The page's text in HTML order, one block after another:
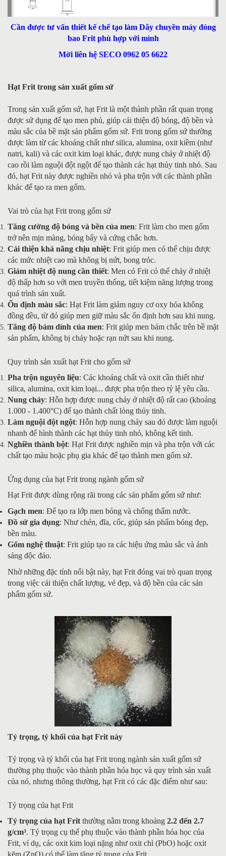
Cần được tư vấn thiết kế chế tạo làm Dây chuyền máy đóng
bao Frit phù hợp với mình
Mời liên hệ SECO 0962 05 6622
Hạt Frit trong sản xuất gốm sứ
Trong sản xuất gốm sứ, hạt Frit là một thành phần rất quan trọng
được sử dụng để tạo men phủ, giúp cải thiện độ bóng, độ bền và
màu sắc của bề mặt sản phẩm gốm sứ. Frit trong gốm sứ thường
được làm từ các khoáng chất như silica, alumina, oxit kiềm (như
natri, kali) và các oxit kim loại khác, được nung chảy ở nhiệt độ
cao rồi làm nguội đột ngột để tạo thành các hạt thủy tinh nhỏ. Sau
đó, hạt Frit này được nghiền nhỏ và pha trộn với các thành phần
khác để tạo ra men gốm.
Vai trò của hạt Frit trong gốm sứ
Tăng cường độ bóng và bền của men: Frit làm cho men gốm
trở nên mịn màng, bóng bẩy và cứng chắc hơn.
Cải thiện khả năng chịu nhiệt: Frit giúp men có thể chịu được
các mức nhiệt cao mà không bị nứt, bong tróc.
Giảm nhiệt độ nung cần thiết: Men có Frit có thể chảy ở nhiệt
độ thấp hơn so với men truyền thống, tiết kiệm năng lượng trong
quá trình sản xuất.
Ổn định màu sắc: Hạt Frit làm giảm nguy cơ oxy hóa không
đồng đều, từ đó giúp men giữ màu sắc ổn định hơn sau khi nung.
Tăng độ bám dính của men: Frit giúp men bám chắc trên bề mặt
sản phẩm, không bị chảy hoặc rạn nứt sau khi nung.
Quy trình sản xuất hạt Frit cho gốm sứ
Pha trộn nguyên liệu: Các khoáng chất và oxit cần thiết như
silica, alumina, oxit kim loại... được pha trộn theo tỷ lệ yêu cầu.
Nung chảy: Hỗn hợp được nung chảy ở nhiệt độ rất cao (khoảng
1.000 - 1.400°C) để tạo thành chất lỏng thủy tinh.
Làm nguội đột ngột: Hỗn hợp nung chảy sau đó được làm nguội
nhanh để hình thành các hạt thủy tinh nhỏ, không kết tinh.
Nghiền thành bột: Hạt Frit được nghiền mịn và pha trộn với các
chất tạo màu hoặc phụ gia khác để tạo thành men gốm sứ.
Ứng dụng của hạt Frit trong ngành gốm sứ
Hạt Frit được dùng rộng rãi trong các sản phẩm gốm sứ như:
Gạch men: Để tạo ra lớp men bóng và chống thấm nước.
Đồ sứ gia dụng: Như chén, đĩa, cốc, giúp sản phẩm bóng đẹp,
bền màu.
Gốm nghệ thuật: Frit giúp tạo ra các hiệu ứng màu sắc và ánh
sáng độc đáo.
Nhờ những đặc tính nổi bật này, hạt Frit đóng vai trò quan trọng
trong việc cải thiện chất lượng, vẻ đẹp, và độ bền của các sản
phẩm gốm sứ.
Tỷ trọng, tỷ khối của hạt Frit này
Tỷ trọng và tỷ khối của hạt Frit trong ngành sản xuất gốm sứ
thường phụ thuộc vào thành phần hóa học và quy trình sản xuất
của nó, nhưng thông thường, hạt Frit có các đặc điểm như sau:
Tỷ trọng của hạt Frit
Tỷ trọng của hạt Frit thường nằm trong khoảng 2.2 đến 2.7
g/cm³. Tỷ trọng cụ thể phụ thuộc vào thành phần hóa học của
Frit, ví dụ, các oxit kim loại nặng như oxit chì (PbO) hoặc oxit
kẽm (ZnO) có thể làm tăng tỷ trọng của Frit.